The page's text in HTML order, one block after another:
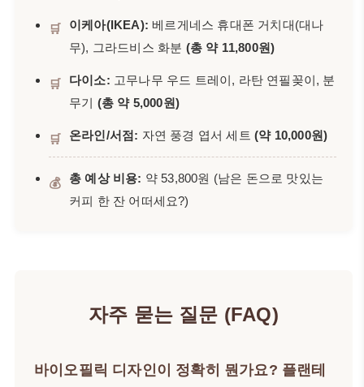
🛒 이케아(IKEA): 베르게네스 휴대폰 거치대(대나
무), 그라드비스 화분 (총 약 11,800원)
🛒 다이소: 고무나무 우드 트레이, 라탄 연필꽂이, 분
무기 (총 약 5,000원)
🛒 온라인/서점: 자연 풍경 엽서 세트(약 10,000원)
💰 총 예상 비용: 약 53,800원 (남은 돈으로 맛있는
커피 한 잔 어떠세요?)
자주 묻는 질문 (FAQ)
바이오필릭 디자인이 정확히 뭔가요? 플랜테